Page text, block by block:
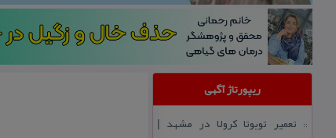
ریپورتاژ آگهی
:: تعمیر تویوتا كرولا در مشهد |